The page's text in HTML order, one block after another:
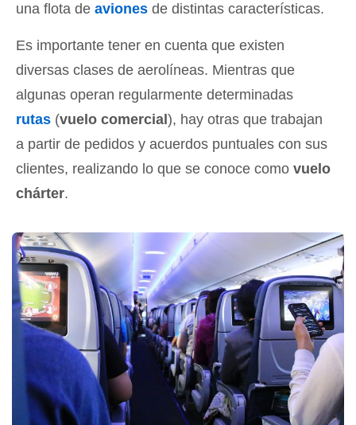
una flota de aviones de distintas características.
Es importante tener en cuenta que existen
diversas clases de aerolíneas. Mientras que
algunas operan regularmente determinadas
rutas (vuelo comercial ), hay otras que trabajan
a partir de pedidos y acuerdos puntuales con sus
clientes, realizando lo que se conoce como vuelo
chárter.